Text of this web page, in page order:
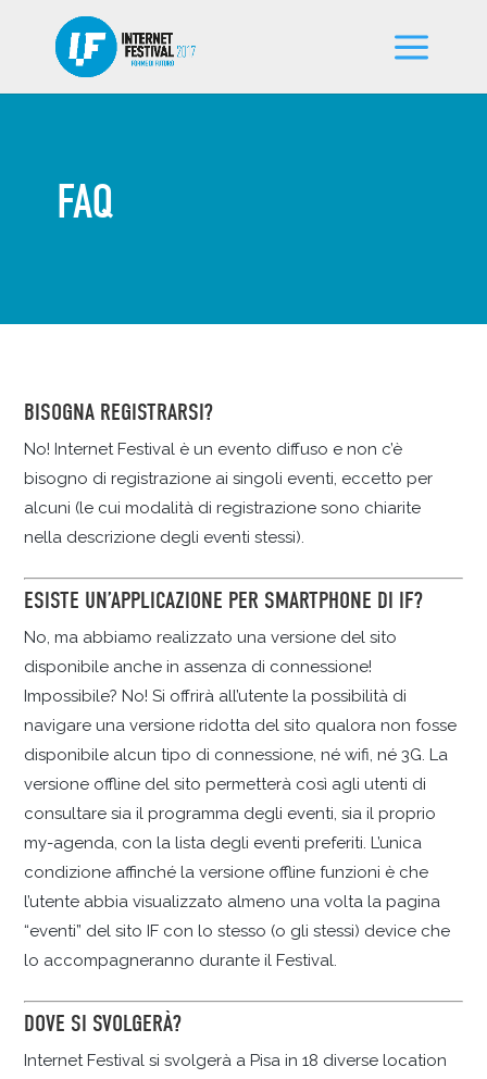
FAQ
BISOGNA REGISTRARSI?
No! Internet Festival è un evento diffuso e non c’è
bisogno di registrazione ai singoli eventi, eccetto per
alcuni (le cui modalità di registrazione sono chiarite
nella descrizione degli eventi stessi).
ESISTE UN’APPLICAZIONE PER SMARTPHONE DI IF?
No, ma abbiamo realizzato una versione del sito
disponibile anche in assenza di connessione!
Impossibile? No! Si offrirà all’utente la possibilità di
navigare una versione ridotta del sito qualora non fosse
disponibile alcun tipo di connessione, né wifi, né 3G. La
versione offline del sito permetterà così agli utenti di
consultare sia il programma degli eventi, sia il proprio
my-agenda, con la lista degli eventi preferiti. L’unica
condizione affinché la versione offline funzioni è che
l’utente abbia visualizzato almeno una volta la pagina
“eventi” del sito IF con lo stesso (o gli stessi) device che
lo accompagneranno durante il Festival.
DOVE SI SVOLGERÀ?
Internet Festival si svolgerà a Pisa in 18 diverse location